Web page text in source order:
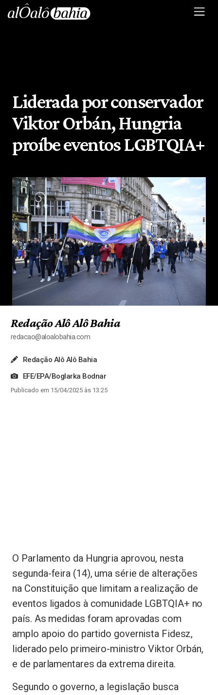
Liderada por conservador
Viktor Orbán, Hungria
proíbe eventos LGBTQIA+
Redação Alô Alô Bahia
redacao@aloalobahia.com
Redação Alô Alô Bahia
EFE/EPA/Boglarka Bodnar
Publicado em 15/04/2025 às 13:25
O Parlamento da Hungria aprovou, nesta
segunda-feira (14), uma série de alterações
na Constituição que limitam a realização de
eventos ligados à comunidade LGBTQIA+ no
país. As medidas foram aprovadas com
amplo apoio do partido governista Fidesz,
liderado pelo primeiro-ministro Viktor Orbán,
e de parlamentares da extrema direita.
Segundo o governo, a legislação busca